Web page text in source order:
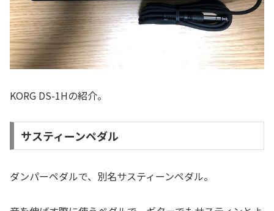
KORG DS-1Hの紹介。
サスティーンペダル
ダンパーペダルで、別名サスティーンペダル。